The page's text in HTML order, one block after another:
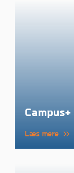
Campus+
Læs mere